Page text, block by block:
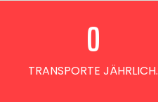
TRANSPORTE JÄHRLICH.
0